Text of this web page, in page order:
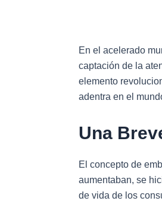
En el acelerado
captación de la
elemento
adentra en el
Una
El concepto de
aumentaban, se
de vida de los